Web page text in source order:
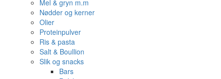
Mel & gryn m.m
Nødder og kerner
Olier
Proteinpulver
Ris & pasta
Salt & Boullion
Slik og snacks
Bars